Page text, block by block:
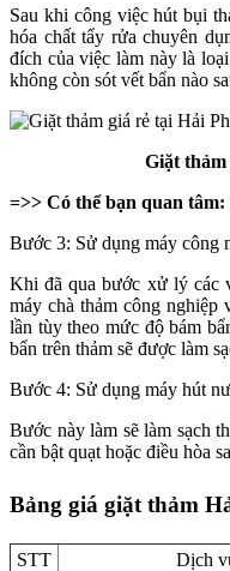
Sau khi công việc hút bụi
hóa chất tẩy rửa chuyên
đích của việc làm này là
không còn sót vết bẩn nào
Giặt thảm
=>> Có thể bạn quan tâm:
Bước 3: Sử dụng máy công
Khi đã qua bước xử lý các
máy chà thảm công nghiệp
lần tùy theo mức độ bám
bẩn trên thảm sẽ được làm
Bước 4: Sử dụng máy hút
Bước này làm sẽ làm sạch
cần bật quạt hoặc điều hòa
Bảng giá giặt thảm
STT Dịch